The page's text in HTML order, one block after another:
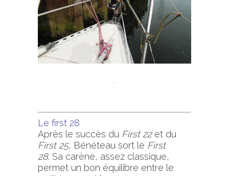
.
Le first 28
Après le succès du First 22et du
First 25, Bénéteau sort le First
28. Sa carène, assez classique,
permet un bon équilibre entre le